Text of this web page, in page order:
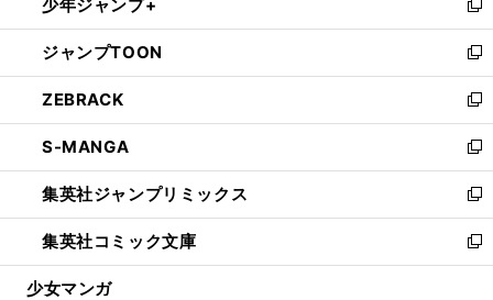
く
で
開
く
ド
ウ
で
開
く
ィ
ン
ド
ウ
で
開
く
い
ウ
ィ
ン
ド
ウ
で
開
く
少年ジャンプ+
新
し
い
ウ
ィ
ン
ド
ウ
で
開
く
ジャンプTOON
新
し
い
ウ
ィ
ン
ド
ウ
で
開
ZEBRACK
新
し
い
ウ
ィ
ン
ド
ウ
S-MANGA
新
し
い
ウ
ィ
ン
集英社ジャンプリミックス
新
し
い
ウ
集英社コミック文庫
新
し
少女マンガ